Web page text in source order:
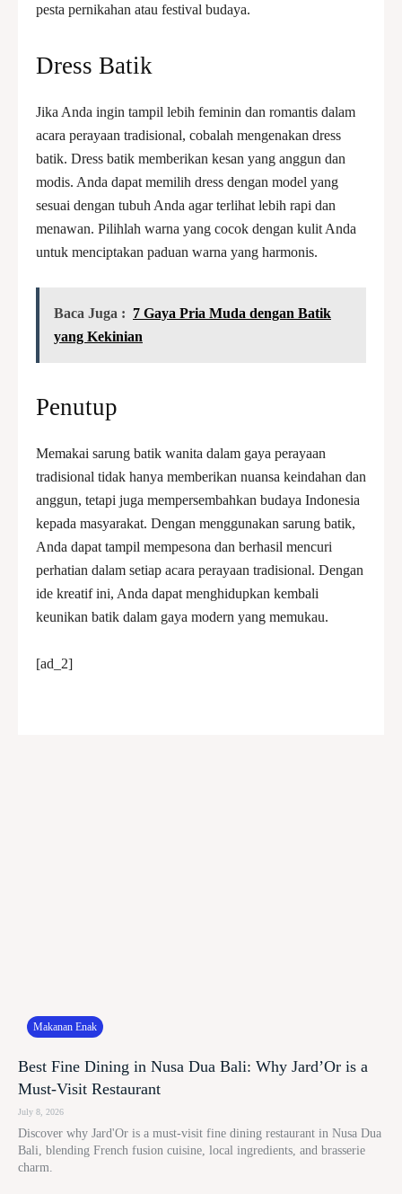
pesta pernikahan atau festival budaya.
Dress Batik
Jika Anda ingin tampil lebih feminin dan romantis dalam
acara perayaan tradisional, cobalah mengenakan dress
batik. Dress batik memberikan kesan yang anggun dan
modis. Anda dapat memilih dress dengan model yang
sesuai dengan tubuh Anda agar terlihat lebih rapi dan
menawan. Pilihlah warna yang cocok dengan kulit Anda
untuk menciptakan paduan warna yang harmonis.
Baca Juga : 7 Gaya Pria Muda dengan Batik
yang Kekinian
Penutup
Memakai sarung batik wanita dalam gaya perayaan
tradisional tidak hanya memberikan nuansa keindahan dan
anggun, tetapi juga mempersembahkan budaya Indonesia
kepada masyarakat. Dengan menggunakan sarung batik,
Anda dapat tampil mempesona dan berhasil mencuri
perhatian dalam setiap acara perayaan tradisional. Dengan
ide kreatif ini, Anda dapat menghidupkan kembali
keunikan batik dalam gaya modern yang memukau.
[ad_2]
Makanan Enak
Best Fine Dining in Nusa Dua Bali: Why Jard’Or is a
Must-Visit Restaurant
July 8, 2026
Discover why Jard'Or is a must-visit fine dining restaurant in Nusa Dua
Bali, blending French fusion cuisine, local ingredients, and brasserie
charm.